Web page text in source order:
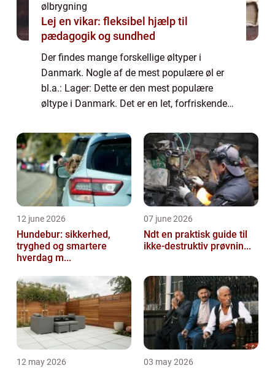
ølbrygning
Lej en vikar: fleksibel hjælp til
pædagogik og sundhed
Der findes mange forskellige øltyper i
Danmark. Nogle af de mest populære øl er
bl.a.: Lager: Dette er den mest populære
øltype i Danmark. Det er en let, forfriskende
Pilsner: Dette er en type lagerøl,...
12 june 2026
Hundebur: sikkerhed,
tryghed og smartere
hverdag m...
07 june 2026
Ndt en praktisk guide til
ikke-destruktiv prøvnin...
12 may 2026 03 may 2026